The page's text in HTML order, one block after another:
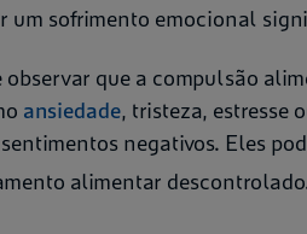
um sofrimento emocional
observar que a compulsão
ansiedade, tristeza, estresse
negativos. Eles
alimentar